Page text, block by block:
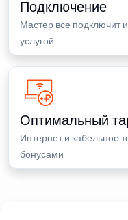
Подключение
Мастер все подключит
услугой
Оптимальный
Интернет и кабельное
бонусами